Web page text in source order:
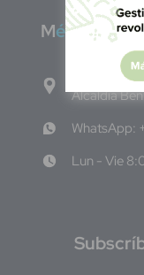
México
Calle
Alcaldía
WhatsApp:
Lun - Vie
S